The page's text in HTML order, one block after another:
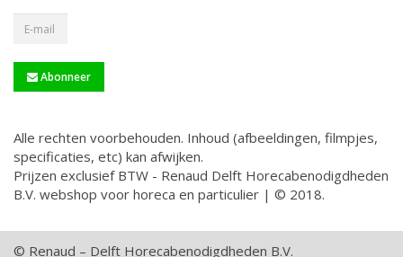
Abonneer
Alle rechten voorbehouden. Inhoud (afbeeldingen, filmpjes,
specificaties, etc) kan afwijken.
Prijzen exclusief BTW - Renaud Delft Horecabenodigdheden
B.V. webshop voor horeca en particulier | © 2018.
© Renaud – Delft Horecabenodigdheden B.V.